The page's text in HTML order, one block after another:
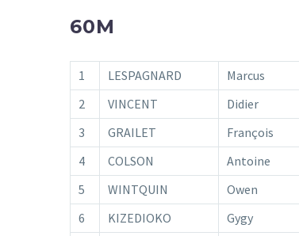
60M
1 LESPAGNARD Marcus
2
VINCENT Didier
3
GRAILET François
4
COLSON Antoine
5
WINTQUIN Owen
6
KIZEDIOKO Gygy